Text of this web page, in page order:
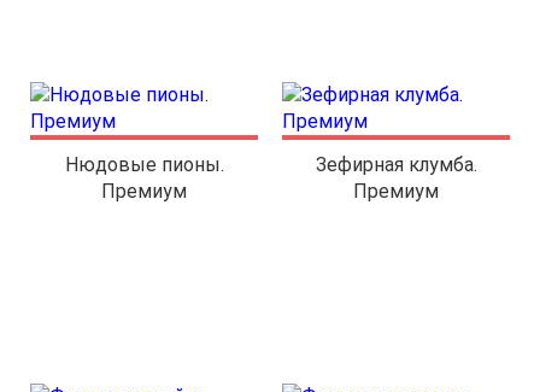
Нюдовые пионы.
Премиум
Зефирная клумба.
Премиум